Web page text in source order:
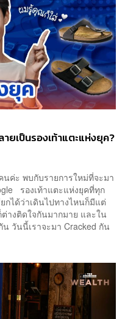
ยเป็นรองเท้าแตะแห่งยุค?
นค่ะ พบกับรายการใหม่ที่จะมา
รองเท้าแตะแห่งยุคที่ทุก
กได้ว่าเดินไปทางไหนก็มีแต่
างติดใจกันมากมาย และใน
วันนี้เราจะมา Cracked กัน